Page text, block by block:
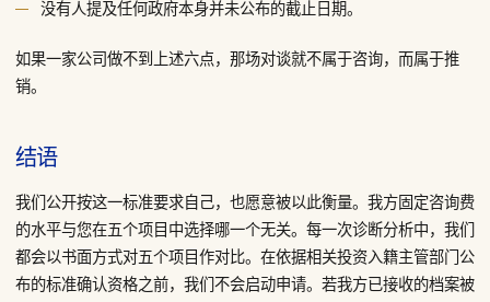
没有人提及任何政府本身并未公布的截止日期。
如果一家公司做不到上述六点，那场对谈就不属于咨询，而属于推
销。
结语
我们公开按这一标准要求自己，也愿意被以此衡量。我方固定咨询费
的水平与您在五个项目中选择哪一个无关。每一次诊断分析中，我们
都会以书面方式对五个项目作对比。在依据相关投资入籍主管部门公
布的标准确认资格之前，我们不会启动申请。若我方已接收的档案被